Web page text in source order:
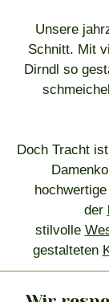
Unsere
Schnitt. Mit
Dirndl so
Doch Tracht
der
stilvolle
gestalteten